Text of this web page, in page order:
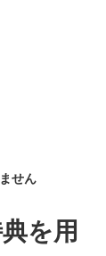
せん
を用